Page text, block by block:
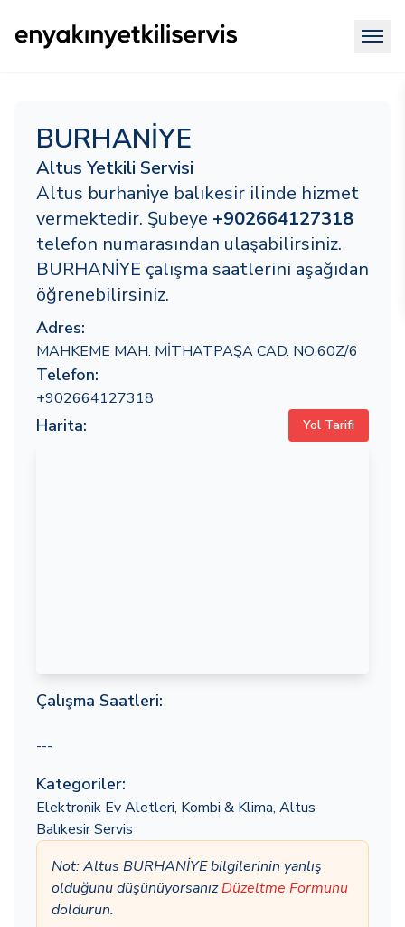
BURHANİYE
Altus Yetkili Servisi
Altus burhani̇ye balıkesir ilinde hizmet
vermektedir. Şubeye +902664127318
telefon numarasından ulaşabilirsiniz.
BURHANİYE çalışma saatlerini aşağıdan
öğrenebilirsiniz.
Adres:
MAHKEME MAH. MİTHATPAŞA CAD. NO:60Z/6
Telefon:
+902664127318
Harita: Yol Tarifi
Çalışma Saatleri:
---
Kategoriler:
Elektronik Ev Aletleri, Kombi & Klima, Altus
Balıkesir Servis
Not: Altus BURHANİYE bilgilerinin yanlış
olduğunu düşünüyorsanızDüzeltme Formunu
doldurun.